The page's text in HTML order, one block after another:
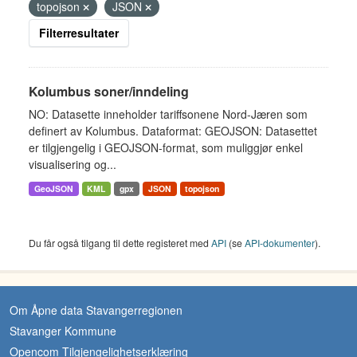
topojson
JSON
Filterresultater
Kolumbus soner/inndeling
NO: Datasette inneholder tariffsonene Nord-Jæren som
definert av Kolumbus. Dataformat: GEOJSON: Datasettet
er tilgjengelig i GEOJSON-format, som muliggjør enkel
visualisering og...
GeoJSON KML gpx JSON topojson
Du får også tilgang til dette registeret med API (seAPI-dokumenter).
Om Åpne data Stavangerregionen
Stavanger Kommune
Opencom Tilgjengelighetserklæring